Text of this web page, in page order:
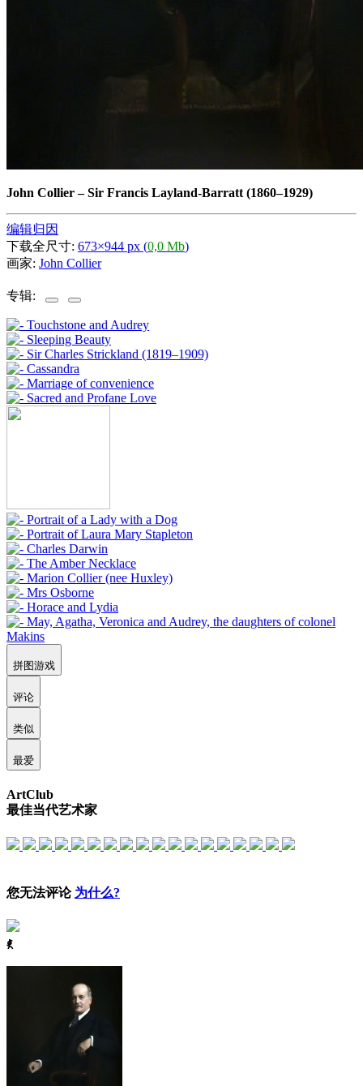
John Collier–Sir Francis Layland-Barratt (1860–1929)
编辑归因
下载全尺寸: 673×944 px (0,0 Mb)
画家: John Collier
专辑:
拼图游戏
评论
类似
最爱
ArtClub
最佳当代艺术家
您无法评论 为什么?
ꈅ